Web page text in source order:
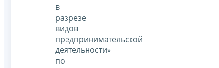
в
разрезе
видов
предпринимательской
деятельности»
по